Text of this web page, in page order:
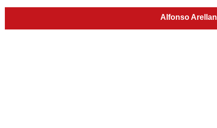
Alfonso